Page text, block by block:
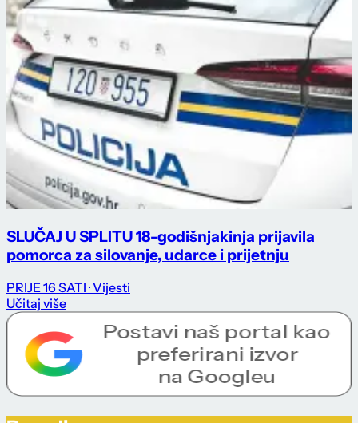
SLUČAJ U SPLITU 18-godišnjakinja prijavila
pomorca za silovanje, udarce i prijetnju
PRIJE 16 SATI · Vijesti
Učitaj više